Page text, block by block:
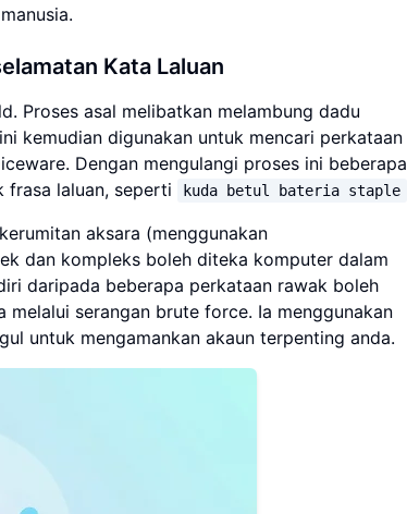
Kata Laluan
Proses asal melibatkan melambung dadu
kemudian digunakan untuk mencari perkataan
Dengan mengulangi proses ini beberapa
frasa laluan, seperti
kuda betul bateria staple
aksara (menggunakan
dan kompleks boleh diteka komputer dalam
daripada beberapa perkataan rawak boleh
serangan brute force. Ia menggunakan
untuk mengamankan akaun terpenting anda.